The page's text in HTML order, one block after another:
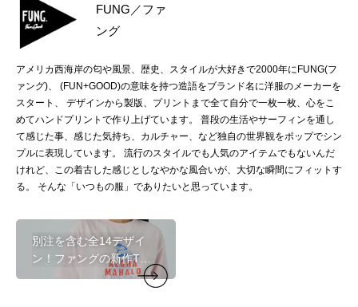
FUNG／ファ
ング
アメリカ西海岸の匂や風景、歴史、スタイルが大好きで2000年にFUNG(フ
ァング)、 (FUN+GOOD)の意味を持つ造語をブランド名に洋服のメーカーを
スタート、 デザインから製版、プリントまで全て自分で一枚一枚、心をこ
めてハンドプリントで作り上げています。 普段の生活やサーフィンを通し
て感じた事、感じた気持ち、カルチャー、など独自の世界観をポップでシン
プルに表現しています。 流行のスタイルでも人気のアイテムでもないんだ
けれど、この着古した感じとしなやかな風合いが、大切な瞬間にフィットす
る。 そんな「いつもの服」でありたいと思っています。
別注を含む全14デザイ
ン！ファングの新作Tシ